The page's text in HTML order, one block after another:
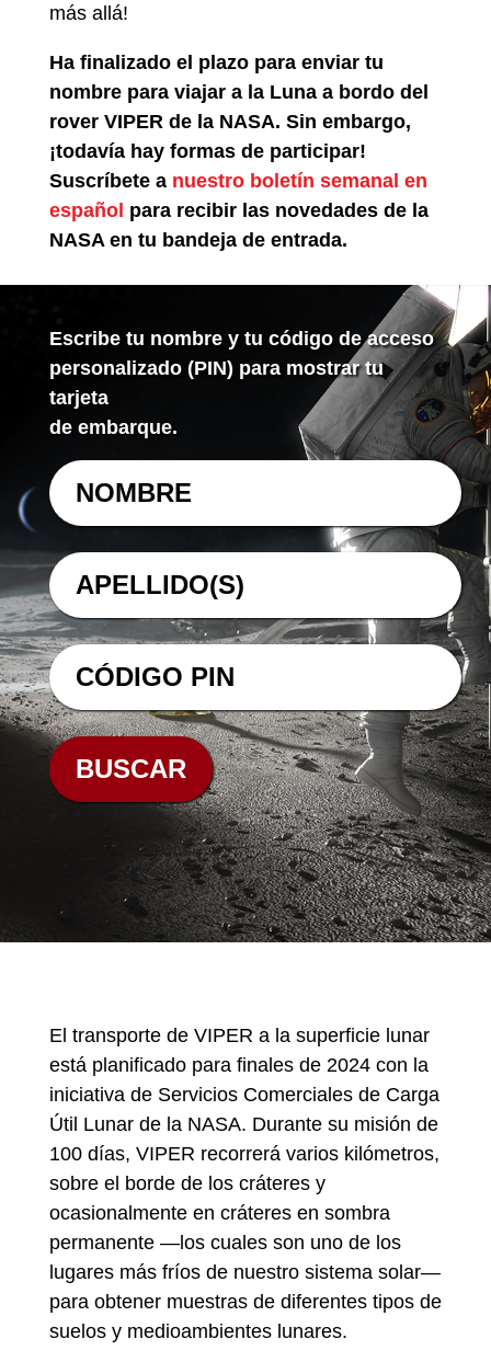
más allá!
Ha finalizado el plazo para enviar tu
nombre para viajar a la Luna a bordo del
rover VIPER de la NASA. Sin embargo,
¡todavía hay formas de participar!
Suscríbete a nuestro boletín semanal en
español para recibir las novedades de la
NASA en tu bandeja de entrada.
Escribe tu nombre y tu código de acceso
personalizado (PIN) para mostrar tu
tarjeta
de embarque.
El transporte de VIPER a la superficie lunar
está planificado para finales de 2024 con la
iniciativa de Servicios Comerciales de Carga
Útil Lunar de la NASA. Durante su misión de
100 días, VIPER recorrerá varios kilómetros,
sobre el borde de los cráteres y
ocasionalmente en cráteres en sombra
permanente —los cuales son uno de los
lugares más fríos de nuestro sistema solar—
para obtener muestras de diferentes tipos de
suelos y medioambientes lunares.